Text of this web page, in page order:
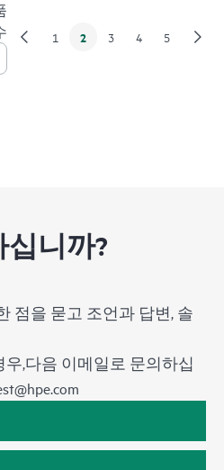
1 2 3 4 5
니까?
점을 묻고 조언과 답변, 솔
,다음 이메일로 문의하십